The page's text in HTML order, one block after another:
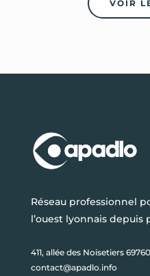
VOIR
Réseau professionnel
l’ouest lyonnais depuis
411, allée des Noisetiers
contact@apadlo.info